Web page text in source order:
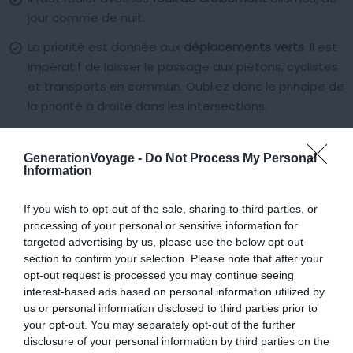
GenerationVoyage - Do Not Process My Personal
Information
If you wish to opt-out of the sale, sharing to third parties, or
processing of your personal or sensitive information for
targeted advertising by us, please use the below opt-out
section to confirm your selection. Please note that after your
opt-out request is processed you may continue seeing
interest-based ads based on personal information utilized by
us or personal information disclosed to third parties prior to
your opt-out. You may separately opt-out of the further
disclosure of your personal information by third parties on the
jour comme de nuit.
La priorité est donnée aux déplacements verts . Il est
impératif de laisser le passage aux piétons, cyclistes
et transports en commun. Oubliez donc le principe de
la priorité à droite dans les intersections.
respectées : laisser cinq mètres avant un passage
piéton, un passage de cyclistes, une double ligne
Il ne faut pas laisser le moteur tourner sans nécessité
technique.
Le feu vert est précédé d’une phase orange.
Les détenteurs d’un permis européen sont dispensés de
permis international.